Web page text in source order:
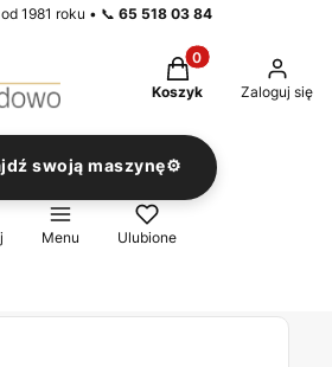
1981 roku • 📞 65 518 03 84
Produkty w
Koszyk Zaloguj się
swoją maszynę⚙️
wyszukiwarkę
Menu Ulubione